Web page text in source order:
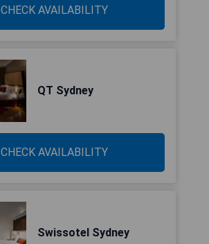
CHECK AVAILABILITY
QT Sydney
CHECK AVAILABILITY
Swissotel Sydney